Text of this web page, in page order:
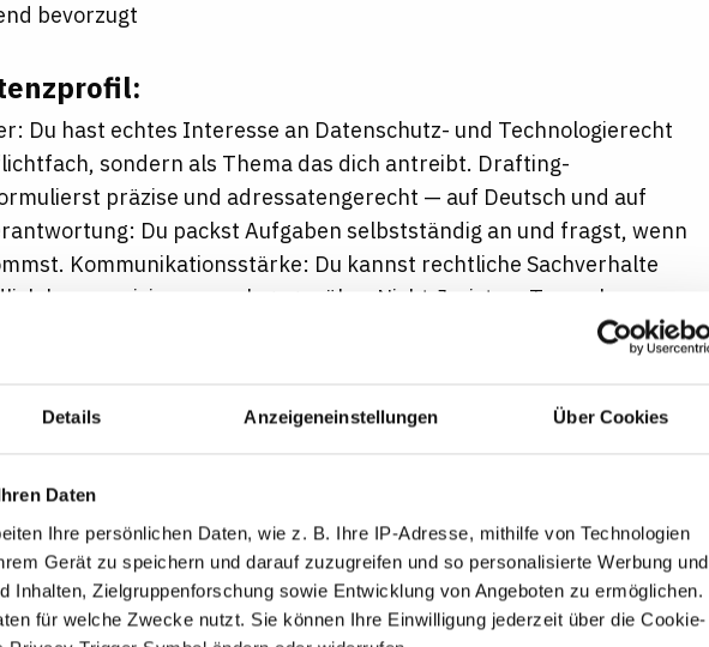
Details Anzeigeneinstellungen Über Cookies
Daten
Ihre persönlichen Daten, wie z. B. Ihre IP-Adresse, mithilfe von Technologien
Gerät zu speichern und darauf zuzugreifen und so personalisierte Werbung und
Inhalten, Zielgruppenforschung sowie Entwicklung von Angeboten zu ermöglichen.
für welche Zwecke nutzt. Sie können Ihre Einwilligung jederzeit über die Cookie-
bevorzugt
Du hast echtes Interesse an Datenschutz- und Technologierecht
sondern als Thema das dich antreibt. Drafting-
präzise und adressatengerecht — auf Deutsch und auf
Du packst Aufgaben selbstständig an und fragst, wenn
Kommunikationsstärke: Du kannst rechtliche Sachverhalte
kommunizieren, auch gegenüber Nicht-Juristen. Teamplayer:
und konstruktiv mit Kolleginnen und Kollegen aus verschiedenen
uns kommen solltest:
gestalten die Zukunft des Wellbeing mit derzeit mehr als 1000
europaweit.
zu einem deutschlandweiten Netzwerk von Wellbeing-
13.000 Sport- und Wellnesspartnern und mehr als 50